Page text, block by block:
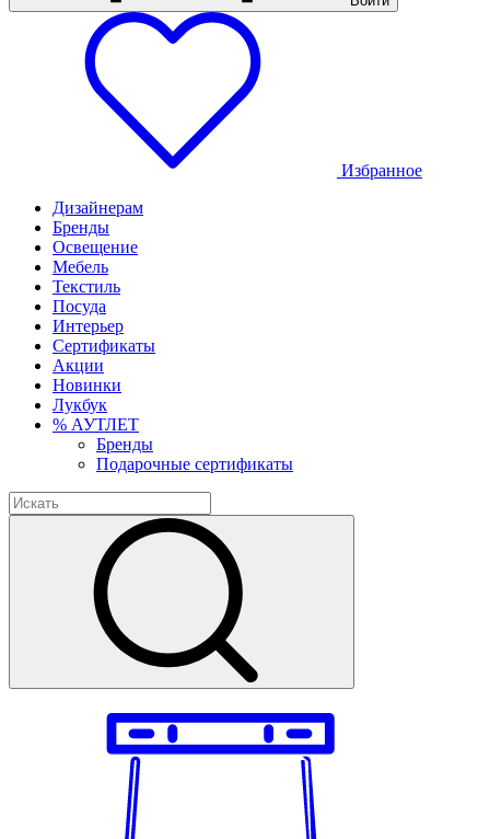
Избранное
Дизайнерам
Бренды
Освещение
Мебель
Текстиль
Посуда
Интерьер
Сертификаты
Акции
Новинки
Лукбук
% АУТЛЕТ
Бренды
Подарочные сертификаты